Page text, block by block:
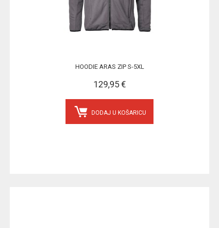
HOODIE ARAS ZIP S-5XL
129,95 €
DODAJ U KOŠARICU